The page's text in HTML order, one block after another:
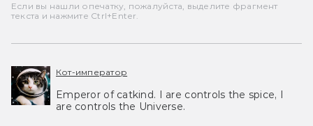
Если вы нашли опечатку, пожалуйста, выделите фрагмент
текста и нажмите Ctrl+Enter.
Кот-император
Emperor of catkind. I are controls the spice, I
are controls the Universe.